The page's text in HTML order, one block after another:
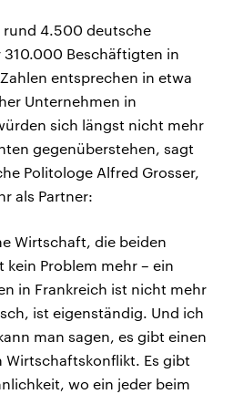
rund 4.500 deutsche
Beschäftigten in
entsprechen in etwa
Unternehmen in
sich längst nicht mehr
gegenüberstehen, sagt
Politologe Alfred Grosser,
als Partner:
Wirtschaft, die beiden
kein Problem mehr – ein
in Frankreich ist nicht mehr
ist eigenständig. Und ich
man sagen, es gibt einen
Es gibt
wo ein jeder beim